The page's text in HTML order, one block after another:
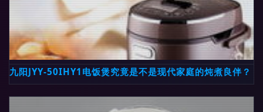
九阳JYY-50IHY1电饭煲究竟是不是现代家庭的炖煮良伴？